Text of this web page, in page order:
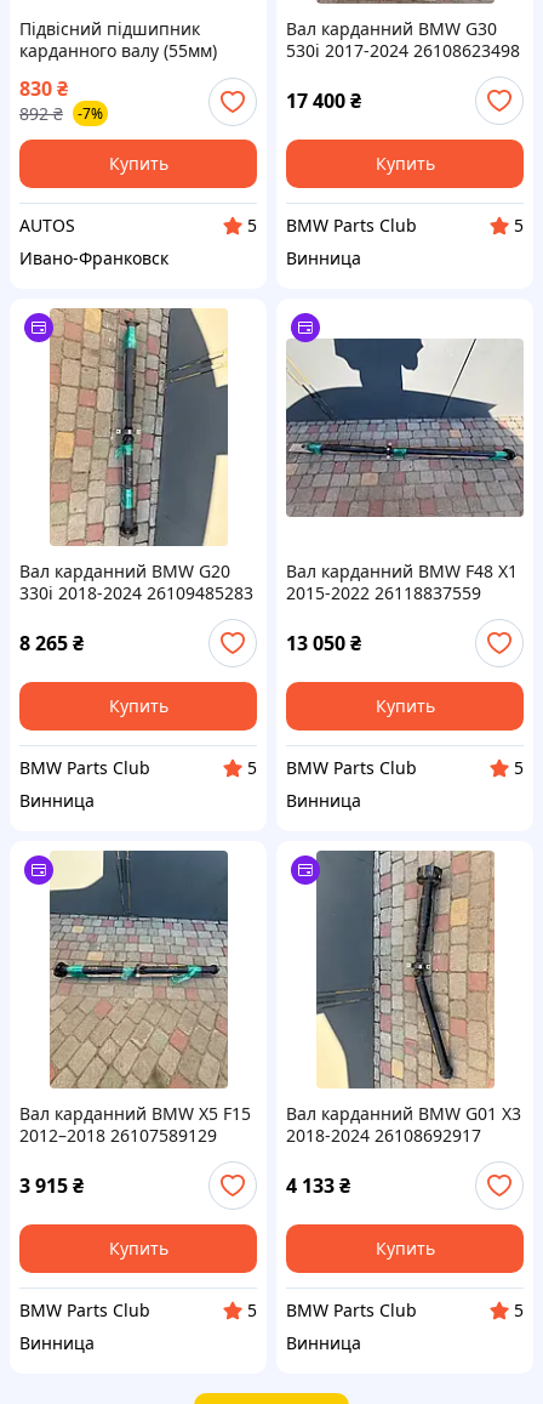
Підвісний підшипник
карданного валу (55мм)
OPEL OMEGA B 2.0-3.2 03.94-
07.03 FEBI 01857
830₴
892 ₴ -7%
Купить
AUTOS
5
Ивано-Франковск
Вал карданний BMW G30
530i 2017-2024 26108623498
17 400₴
Купить
BMW Parts Club
5
Винница
Вал карданний BMW G20
330i 2018-2024 26109485283
8 265₴
Купить
BMW Parts Club
5
Винница
Вал карданний BMW F48 X1
2015-2022 26118837559
13 050₴
Купить
BMW Parts Club
5
Винница
Вал карданний BMW X5 F15
2012–2018 26107589129
3 915₴
Купить
BMW Parts Club
5
Винница
Вал карданний BMW G01 X3
2018-2024 26108692917
4 133₴
Купить
BMW Parts Club
5
Винница